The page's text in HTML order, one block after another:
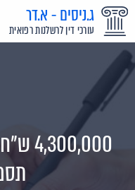
ג.ניסים - א.דר
עורכי דין לרשלנות רפואית
תחומי עיסוק
מדריך רשלנות רפואית
תביעת רשלנות רפואית
תביעות בתקשורת